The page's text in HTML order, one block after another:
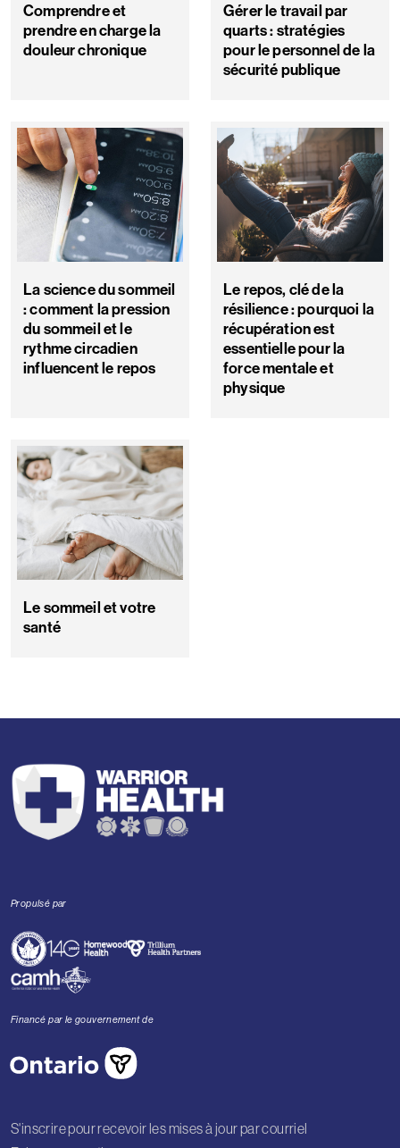
Comprendre et
prendre en charge la
douleur chronique
Gérer le travail par
quarts : stratégies
pour le personnel de la
sécurité publique
La science du sommeil
: comment la pression
du sommeil et le
rythme circadien
influencent le repos
Le repos, clé de la
résilience : pourquoi la
récupération est
essentielle pour la
force mentale et
physique
Le sommeil et votre
santé
Propulsé par
Financé par le gouvernement de
S'inscrire pour recevoir les mises à jour par courriel